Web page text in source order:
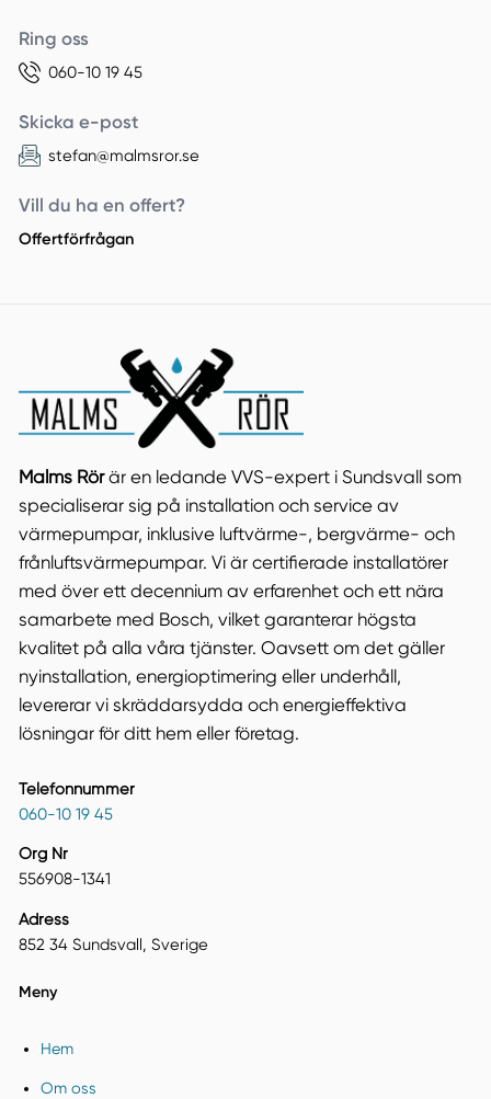
Ring oss
060-10 19 45
Skicka e-post
stefan@malmsror.se
Vill du ha en offert?
Offertförfrågan
Malms Rörär en ledande VVS-expert i Sundsvall som
specialiserar sig på installation och service av
värmepumpar, inklusive luftvärme-, bergvärme- och
frånluftsvärmepumpar. Vi är certifierade installatörer
med över ett decennium av erfarenhet och ett nära
samarbete med Bosch, vilket garanterar högsta
kvalitet på alla våra tjänster. Oavsett om det gäller
nyinstallation, energioptimering eller underhåll,
levererar vi skräddarsydda och energieffektiva
lösningar för ditt hem eller företag.
Telefonnummer
060-10 19 45
Org Nr
556908-1341
Adress
852 34 Sundsvall, Sverige
Meny
Hem
Om oss